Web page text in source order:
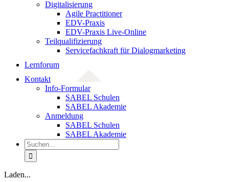
Digitalisierung
Agile Practitioner
EDV-Praxis
EDV-Praxis Live-Online
Teilqualifizierung
Servicefachkraft für Dialogmarketing
Lernforum
Kontakt
Info-Formular
SABEL Schulen
SABEL Akademie
Anmeldung
SABEL Schulen
SABEL Akademie
Suche
nach:
Laden...